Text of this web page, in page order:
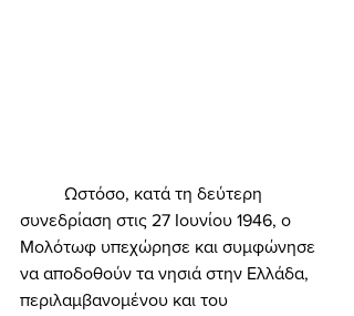
συνεδρίαση στις 27 Ιουνίου 1946, ο
Μολότωφ υπεχώρησε και συμφώνησε
να αποδοθούν τα νησιά στην Ελλάδα,
περιλαμβανομένου και του